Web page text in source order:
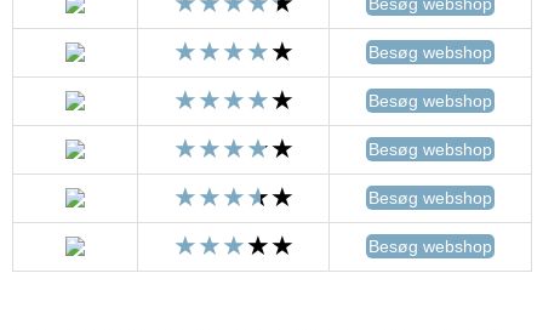
Besøg webshop
Besøg webshop
Besøg webshop
Besøg webshop
Besøg webshop